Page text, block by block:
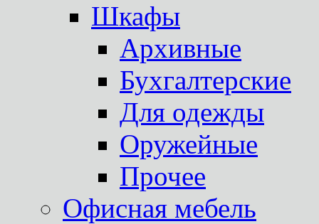
Шкафы
Архивные
Бухгалтерские
Для одежды
Оружейные
Прочее
Офисная мебель